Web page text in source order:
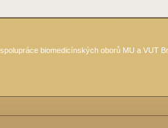
biomedicínských oborů MU a VUT